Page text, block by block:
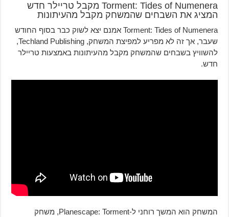
Torment: Tides of Numenera מקבל טריילר חדש
המציג את השבחים שהמשחק מקבל מהעיתונות
Torment: Tides of Numenera אמנם יצא לשוק כבר בסוף החודש
שעבר, אך זה לא מפריע למפיצת המשחק, Techland Publishing,
להשוויץ בשבחים שהמשחק מקבל מהעיתונות באמצעות טריילר
חדש.
המשחק הוא המשך רוחני ל-Planescape: Torment, משחק